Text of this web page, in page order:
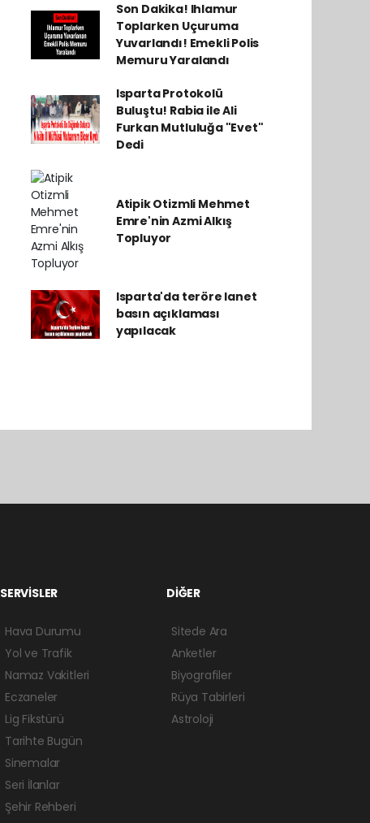
Son Dakika! Ihlamur
Toplarken Uçuruma
Yuvarlandı! Emekli Polis
Memuru Yaralandı
Isparta Protokolü
Buluştu! Rabia ile Ali
Furkan Mutluluğa "Evet"
Dedi
Atipik Otizmli Mehmet
Emre'nin Azmi Alkış
Topluyor
Isparta'da teröre lanet
basın açıklaması
yapılacak
SERVİSLER
Hava Durumu
Yol ve Trafik
Namaz Vakitleri
Eczaneler
Lig Fikstürü
Tarihte Bugün
Sinemalar
Seri İlanlar
Şehir Rehberi
DİĞER
Sitede Ara
Anketler
Biyografiler
Rüya Tabirleri
Astroloji